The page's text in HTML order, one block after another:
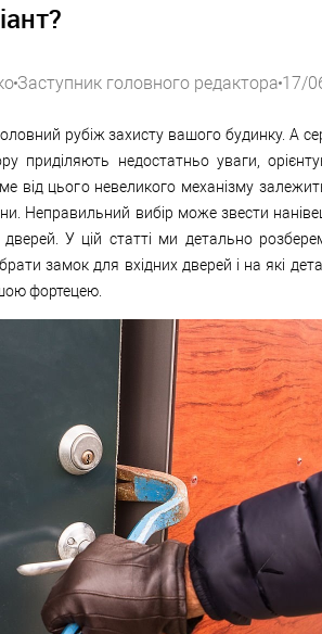
Заступник головного редактора 17/
рубіж захисту вашого будинку. А
приділяють недостатньо уваги,
від цього невеликого механізму
Неправильний вибір може звести
У цій статті ми детально
замок для вхідних дверей і на які
фортецею.